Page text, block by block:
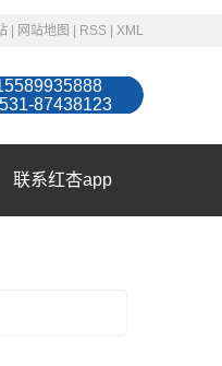
网站地图 RSS XML
87438123
联系红杏app